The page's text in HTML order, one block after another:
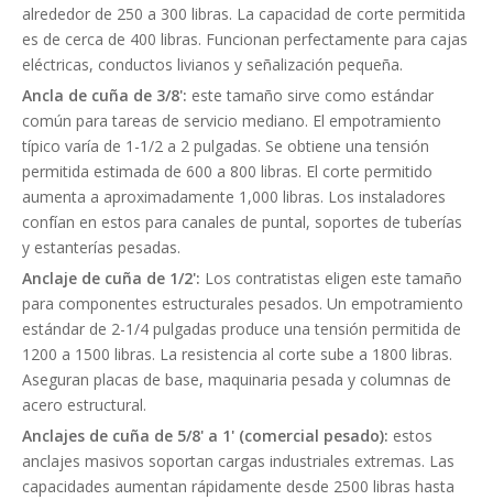
alrededor de 250 a 300 libras. La capacidad de corte permitida
es de cerca de 400 libras. Funcionan perfectamente para cajas
eléctricas, conductos livianos y señalización pequeña.
Ancla de cuña de 3/8': este tamaño sirve como estándar
común para tareas de servicio mediano. El empotramiento
típico varía de 1-1/2 a 2 pulgadas. Se obtiene una tensión
permitida estimada de 600 a 800 libras. El corte permitido
aumenta a aproximadamente 1,000 libras. Los instaladores
confían en estos para canales de puntal, soportes de tuberías
y estanterías pesadas.
Anclaje de cuña de 1/2': Los contratistas eligen este tamaño
para componentes estructurales pesados. Un empotramiento
estándar de 2-1/4 pulgadas produce una tensión permitida de
1200 a 1500 libras. La resistencia al corte sube a 1800 libras.
Aseguran placas de base, maquinaria pesada y columnas de
acero estructural.
Anclajes de cuña de 5/8' a 1' (comercial pesado): estos
anclajes masivos soportan cargas industriales extremas. Las
capacidades aumentan rápidamente desde 2500 libras hasta